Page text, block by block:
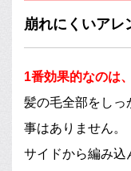
崩れにくいアレ
1番効果的なのは
髪の毛全部をしっ
事はありません。
サイドから編み込